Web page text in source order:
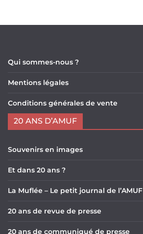
Qui sommes-nous ?
Mentions légales
Conditions générales de vente
20 ANS D’AMUF
Souvenirs en images
Et dans 20 ans ?
La Muflée – Le petit journal de l’AMUF
20 ans de revue de presse
20 ans de communiqué de presse